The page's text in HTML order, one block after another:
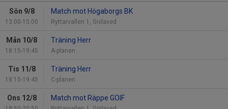
Sön 9/8
13:00-15:00
Match mot Högaborgs BK
Ryttarvallen 1, Gislaved
Mån 10/8
18:15-19:45
Träning Herr
A-planen
Tis 11/8
18:15-19:45
Träning Herr
C-planen
Ons 12/8 Match mot Räppe GOIF